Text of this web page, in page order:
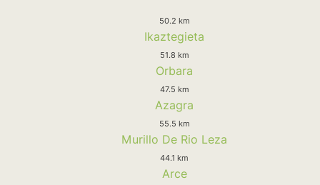
50.2 km
Ikaztegieta
51.8 km
Orbara
47.5 km
Azagra
55.5 km
Murillo De Rio Leza
44.1 km
Arce